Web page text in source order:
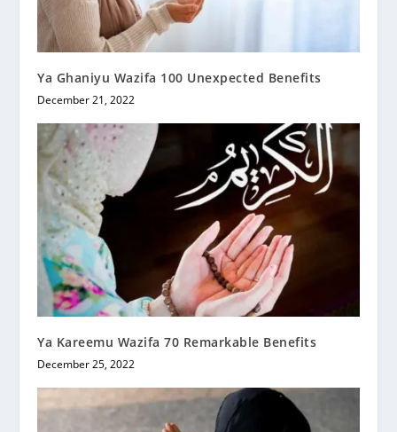
Ya Ghaniyu Wazifa 100 Unexpected Benefits
December 21, 2022
Ya Kareemu Wazifa 70 Remarkable Benefits
December 25, 2022